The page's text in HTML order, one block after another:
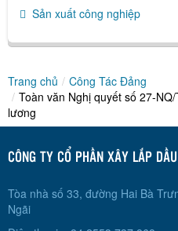
Sản xuất công nghiệp
Trang chủ / Công Tác Đảng
/ Toàn văn Nghị quyết số 27-
lương
CÔNG TY CỔ PHẦN XÂY LẮP
Tòa nhà số 33, đường Hai Bà
Ngãi